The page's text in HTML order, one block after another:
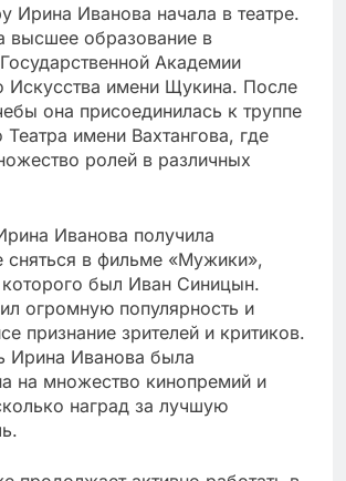
Ирина Иванова начала в театре.
высшее образование в
Академии
Искусства имени Щукина. После
она присоединилась к труппе
имени Вахтангова, где
ролей в различных
Иванова получила
сняться в фильме «Мужики»,
был Иван Синицын.
огромную популярность и
признание зрителей и критиков.
Ирина Иванова была
на множество кинопремий и
наград за лучшую